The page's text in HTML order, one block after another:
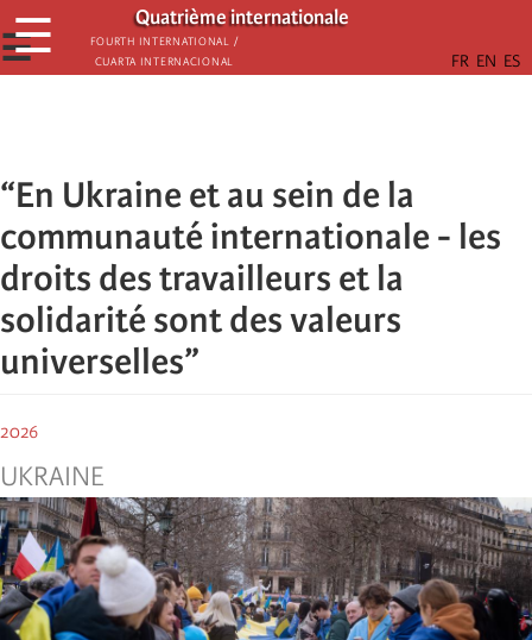
Aller
au
contenu
Quatrième internationale
Fourth International /
Cuarta Internacional
☰
☰
“En Ukraine et au sein de la
communauté internationale - les
droits des travailleurs et la
solidarité sont des valeurs
universelles”
2026
UKRAINE